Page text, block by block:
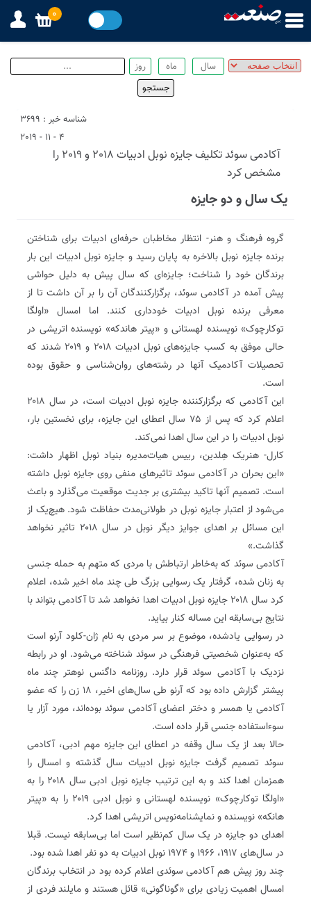
شناسه خبر : 3699
4 - 11 - 2019
آکادمی سوئد تکلیف جایزه نوبل ادبیات 2018 و 2019 را
مشخص کرد
یک سال و دو جایزه
گروه فرهنگ و هنر- انتظار مخاطبان حرفه‌ای ادبیات برای شناختن
برنده جایزه نوبل بالاخره به پایان رسید و جایزه نوبل ادبیات این بار
برندگان خود را شناخت؛ جایزه‌ای که سال پیش به دلیل حواشی
پیش آمده در آکادمی سوئد، برگزارکنندگان آن را بر آن داشت تا از
معرفی برنده نوبل ادبیات خودداری کنند. اما امسال «اولگا
توکارچوک» نویسنده لهستانی و «پیتر‌ هاندکه» نویسنده اتریشی در
حالی موفق به کسب جایزه‌های نوبل ادبیات ۲۰۱۸ و ۲۰۱۹ شدند که
تحصیلات آکادمیک آنها در رشته‌های روان‌شناسی و حقوق بوده
است.
این آکادمی که برگزارکننده جایزه نوبل ادبیات است، در سال ۲۰۱۸
اعلام کرد که پس از ۷۵ سال اعطای این جایزه، برای نخستین بار،
نوبل ادبیات را در این سال اهدا نمی‌کند.
کارل- هنریک هِلدین، رییس هیات‌مدیره بنیاد نوبل‌ اظهار داشت:
«این بحران در آکادمی سوئد تاثیرهای‌ منفی روی جایزه نوبل داشته‌
است. تصمیم آنها تاکید بیشتری بر جدیت موقعیت می‌گذارد و باعث
می‌شود از اعتبار جایزه نوبل در طولانی‌مدت حفاظت شود. هیچ‌یک از
این مسائل بر اهدای جوایز دیگر نوبل در سال ۲۰۱۸ تاثیر نخواهد
گذاشت.»
آکادمی سوئد که به‌خاطر ارتباطش با مردی که متهم به حمله جنسی
به زنان شده، گرفتار یک رسوایی بزرگ طی چند ماه اخیر شده، اعلام
کرد سال ۲۰۱۸ جایزه نوبل ادبیات اهدا نخواهد شد تا آکادمی بتواند با
نتایج بی‌سابقه این مساله کنار بیاید.
در رسوایی یادشده، موضوع بر سر مردی به نام ژان-کلود آرنو است
که به‌عنوان شخصیتی فرهنگی در سوئد شناخته می‌شود. او در رابطه
نزدیک با آکادمی سوئد قرار دارد. روزنامه داگنس نوهتر چند ماه
پیشتر گزارش داده بود که آرنو طی سال‌های اخیر، ۱۸ زن را که عضو
آکادمی یا همسر و دختر اعضای آکادمی سوئد بوده‌اند، مورد آزار یا
سوءاستفاده جنسی قرار داده‌ است.
حالا بعد از یک سال وقفه در اعطای این جایزه مهم ادبی، آکادمی
سوئد تصمیم گرفت جایزه نوبل ادبیات سال گذشته و امسال را
همزمان اهدا کند و به این ترتیب جایزه نوبل ادبی سال ۲۰۱۸ را به
«اولگا توکارچوک» نویسنده لهستانی و نوبل ادبی ۲۰۱۹ را به «پیتر‌
هانکه» نویسنده و نمایشنامه‌نویس اتریشی اهدا کرد.
اهدای دو جایزه در یک سال کم‌نظیر است اما بی‌سابقه نیست. قبلا
در سال‌های ۱۹۱۷، ۱۹۶۶‌ و ۱۹۷۴ نوبل ادبیات به دو نفر اهدا شده بود.
چند روز پیش هم آکادمی سوئدی اعلام کرده بود در انتخاب برندگان
امسال اهمیت زیادی برای «گوناگونی» قائل هستند و مایلند فردی از
0